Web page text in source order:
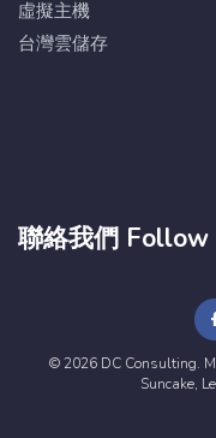
虛擬主機
台灣雲儲存
聯絡我們 Follow
© 2026 DC Consulting.
Suncake,